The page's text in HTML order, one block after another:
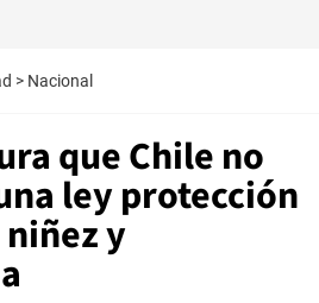
> Nacional
que Chile no
ley protección
y